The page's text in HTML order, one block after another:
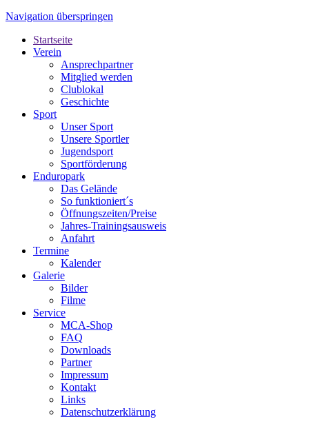
Navigation überspringen
Startseite
Verein
Ansprechpartner
Mitglied werden
Clublokal
Geschichte
Sport
Unser Sport
Unsere Sportler
Jugendsport
Sportförderung
Enduropark
Das Gelände
So funktioniert´s
Öffnungszeiten/Preise
Jahres-Trainingsausweis
Anfahrt
Termine
Kalender
Galerie
Bilder
Filme
Service
MCA-Shop
FAQ
Downloads
Partner
Impressum
Kontakt
Links
Datenschutzerklärung